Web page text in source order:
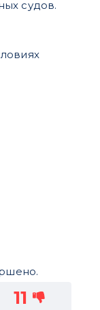
судов.
11